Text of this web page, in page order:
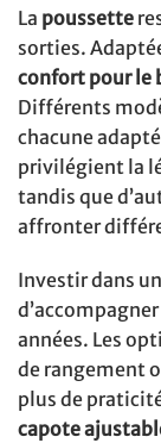
La poussette
sorties.
confort pour le
Différents
chacune
privilégient la
tandis que
affronter
Investir dans
années. Les
de rangement
plus de
capote